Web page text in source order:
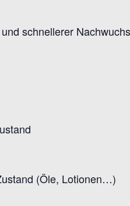
schnellerer
(Öle, Lotionen…)